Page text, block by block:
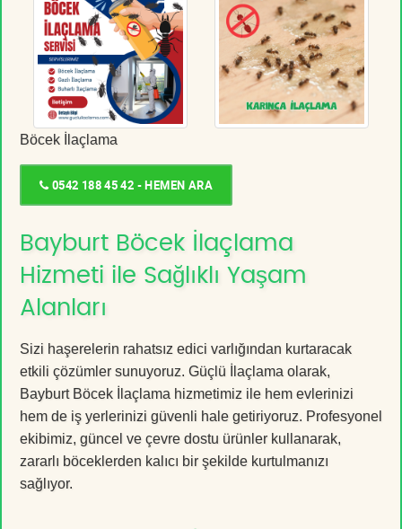
Böcek İlaçlama
0542 188 45 42 - HEMEN ARA
Bayburt Böcek İlaçlama
Hizmeti ile Sağlıklı Yaşam
Alanları
Sizi haşerelerin rahatsız edici varlığından kurtaracak
etkili çözümler sunuyoruz. Güçlü İlaçlama olarak,
Bayburt Böcek İlaçlama hizmetimiz ile hem evlerinizi
hem de iş yerlerinizi güvenli hale getiriyoruz. Profesyonel
ekibimiz, güncel ve çevre dostu ürünler kullanarak,
zararlı böceklerden kalıcı bir şekilde kurtulmanızı
sağlıyor.